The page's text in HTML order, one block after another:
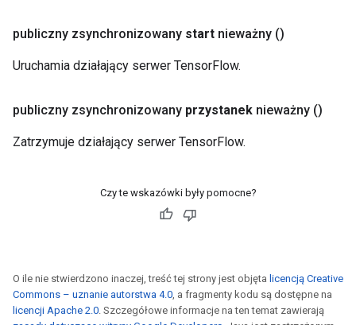
publiczny zsynchronizowany start nieważny ()
Uruchamia działający serwer TensorFlow.
publiczny zsynchronizowany przystanek nieważny ()
Zatrzymuje działający serwer TensorFlow.
Czy te wskazówki były pomocne?
O ile nie stwierdzono inaczej, treść tej strony jest objęta licencją Creative
Commons – uznanie autorstwa 4.0, a fragmenty kodu są dostępne na
licencji Apache 2.0. Szczegółowe informacje na ten temat zawierają